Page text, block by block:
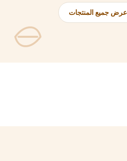
عرض جميع المنتجات